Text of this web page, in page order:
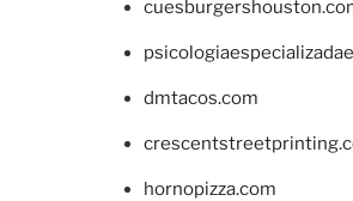
dmtacos.com
hornopizza.com